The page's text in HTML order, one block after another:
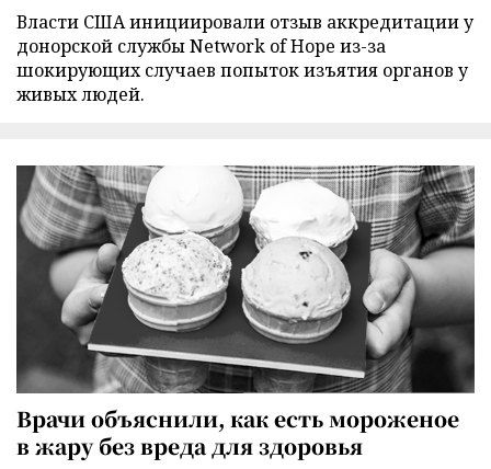
Власти США инициировали отзыв аккредитации у
донорской службы Network of Hope из-за
шокирующих случаев попыток изъятия органов у
живых людей.
Врачи объяснили, как есть мороженое
в жару без вреда для здоровья